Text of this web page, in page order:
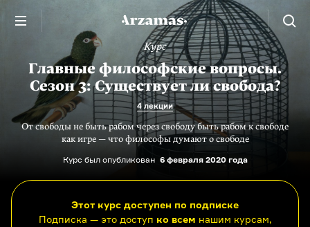
Курс
Главные философские вопросы.
Сезон 3: Существует ли свобода?
4 лекции
От свободы не быть рабом через свободу быть рабом к свободе
как игре — что философы думают о свободе
Курс был опубликован 6 февраля 2020 года
Этот курс доступен по подписке
Подписка — это доступ ко всем нашим курсам,